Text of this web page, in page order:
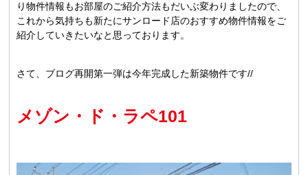
り物件情報もお部屋のご紹介方法もだいぶ変わりましたので、
これから気持ちも新たにサンロード店のおすすめ物件情報をご
紹介していきたいなと思っております。
さて、ブログ再開第一弾は今年完成した新築物件です//
メゾン・ド・ラペ101